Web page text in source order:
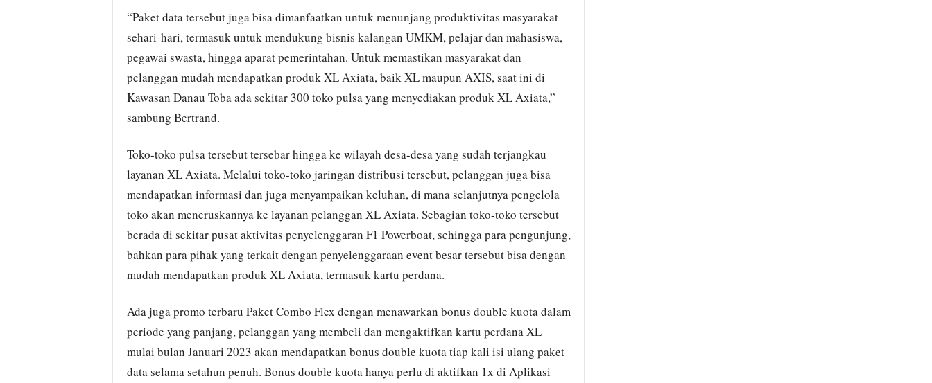
“Paket data tersebut juga bisa dimanfaatkan untuk menunjang produktivitas masyarakat
sehari-hari, termasuk untuk mendukung bisnis kalangan UMKM, pelajar dan mahasiswa,
pegawai swasta, hingga aparat pemerintahan. Untuk memastikan masyarakat dan
pelanggan mudah mendapatkan produk XL Axiata, baik XL maupun AXIS, saat ini di
Kawasan Danau Toba ada sekitar 300 toko pulsa yang menyediakan produk XL Axiata,”
sambung Bertrand.
Toko-toko pulsa tersebut tersebar hingga ke wilayah desa-desa yang sudah terjangkau
layanan XL Axiata. Melalui toko-toko jaringan distribusi tersebut, pelanggan juga bisa
mendapatkan informasi dan juga menyampaikan keluhan, di mana selanjutnya pengelola
toko akan meneruskannya ke layanan pelanggan XL Axiata. Sebagian toko-toko tersebut
berada di sekitar pusat aktivitas penyelenggaran F1 Powerboat, sehingga para pengunjung,
bahkan para pihak yang terkait dengan penyelenggaraan event besar tersebut bisa dengan
mudah mendapatkan produk XL Axiata, termasuk kartu perdana.
Ada juga promo terbaru Paket Combo Flex dengan menawarkan bonus double kuota dalam
periode yang panjang, pelanggan yang membeli dan mengaktifkan kartu perdana XL
mulai bulan Januari 2023 akan mendapatkan bonus double kuota tiap kali isi ulang paket
data selama setahun penuh. Bonus double kuota hanya perlu di aktifkan 1x di Aplikasi